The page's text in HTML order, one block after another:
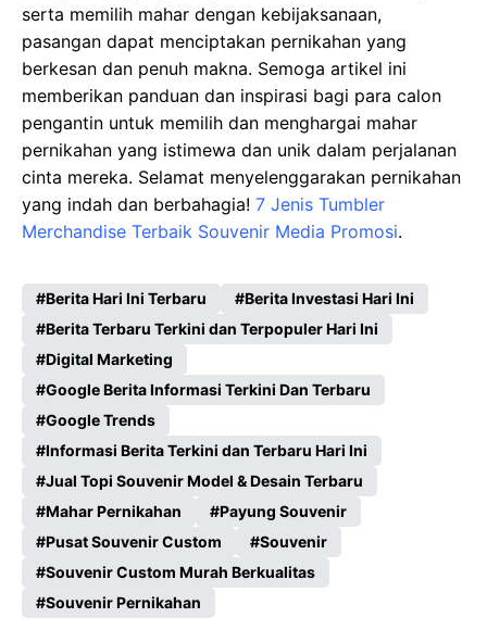
serta memilih mahar dengan kebijaksanaan,
pasangan dapat menciptakan pernikahan yang
berkesan dan penuh makna. Semoga artikel ini
memberikan panduan dan inspirasi bagi para calon
pengantin untuk memilih dan menghargai mahar
pernikahan yang istimewa dan unik dalam perjalanan
cinta mereka. Selamat menyelenggarakan pernikahan
yang indah dan berbahagia! 7 Jenis Tumbler
Merchandise Terbaik Souvenir Media Promosi.
Berita Hari Ini Terbaru
Berita Investasi Hari Ini
Berita Terbaru Terkini dan Terpopuler Hari Ini
Digital Marketing
Google Berita Informasi Terkini Dan Terbaru
Google Trends
Informasi Berita Terkini dan Terbaru Hari Ini
Jual Topi Souvenir Model & Desain Terbaru
Mahar Pernikahan
Payung Souvenir
Pusat Souvenir Custom
Souvenir
Souvenir Custom Murah Berkualitas
Souvenir Pernikahan